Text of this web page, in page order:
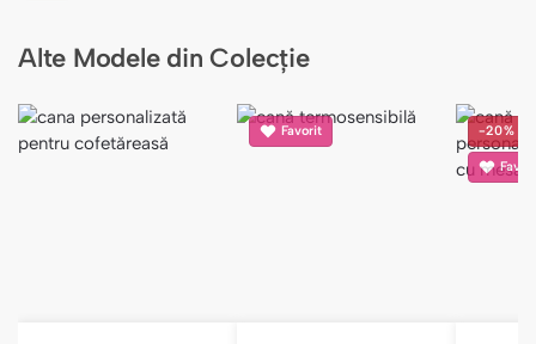
Alte Modele din Colecție
Favorit -20%